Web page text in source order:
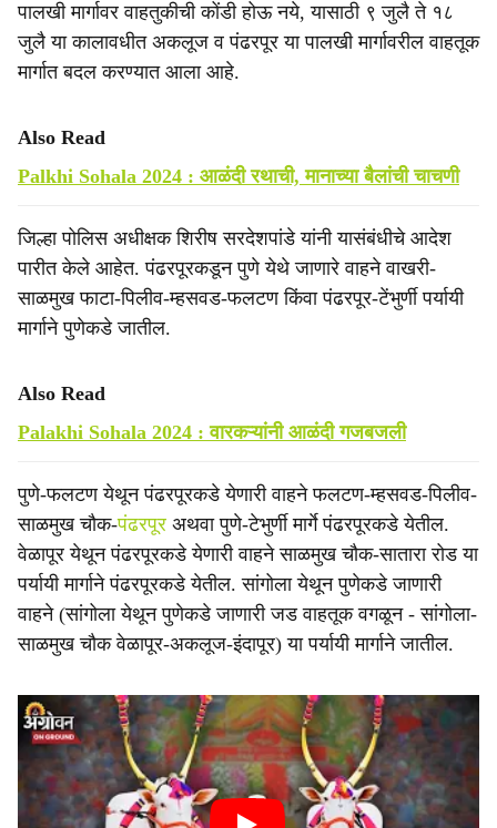
पालखी मार्गावर वाहतुकीची कोंडी होऊ नये, यासाठी ९ जुलै ते १८
जुलै या कालावधीत अकलूज व पंढरपूर या पालखी मार्गावरील वाहतूक
मार्गात बदल करण्यात आला आहे.
Also Read
Palkhi Sohala 2024 : आळंदी रथाची, मानाच्या बैलांची चाचणी
जिल्हा पोलिस अधीक्षक शिरीष सरदेशपांडे यांनी यासंबंधीचे आदेश
पारीत केले आहेत. पंढरपूरकडून पुणे येथे जाणारे वाहने वाखरी-
साळमुख फाटा-पिलीव-म्हसवड-फलटण किंवा पंढरपूर-टेंभुर्णी पर्यायी
मार्गाने पुणेकडे जातील.
Also Read
Palakhi Sohala 2024 : वारकऱ्यांनी आळंदी गजबजली
पुणे-फलटण येथून पंढरपूरकडे येणारी वाहने फलटण-म्हसवड-पिलीव-
साळमुख चौक-पंढरपूर अथवा पुणे-टेभुर्णी मार्गे पंढरपूरकडे येतील.
वेळापूर येथून पंढरपूरकडे येणारी वाहने साळमुख चौक-सातारा रोड या
पर्यायी मार्गाने पंढरपूरकडे येतील. सांगोला येथून पुणेकडे जाणारी
वाहने (सांगोला येथून पुणेकडे जाणारी जड वाहतूक वगळून - सांगोला-
साळमुख चौक वेळापूर-अकलूज-इंदापूर) या पर्यायी मार्गाने जातील.